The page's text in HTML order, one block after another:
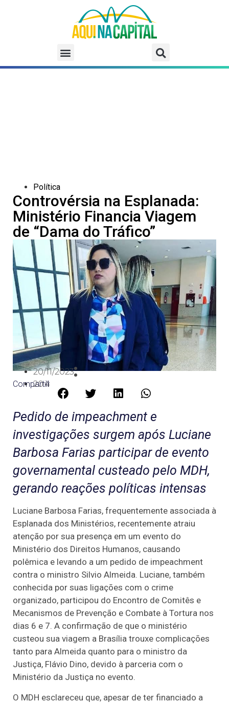
Política
Controvérsia na Esplanada:
Ministério Financia Viagem
de “Dama do Tráfico”
20/11/2023
20:42
Compartilhe:
Pedido de impeachment e
investigações surgem após Luciane
Barbosa Farias participar de evento
governamental custeado pelo MDH,
gerando reações políticas intensas
Luciane Barbosa Farias, frequentemente associada à
Esplanada dos Ministérios, recentemente atraiu
atenção por sua presença em um evento do
Ministério dos Direitos Humanos, causando
polêmica e levando a um pedido de impeachment
contra o ministro Silvio Almeida. Luciane, também
conhecida por suas ligações com o crime
organizado, participou do Encontro de Comitês e
Mecanismos de Prevenção e Combate à Tortura nos
dias 6 e 7. A confirmação de que o ministério
custeou sua viagem a Brasília trouxe complicações
tanto para Almeida quanto para o ministro da
Justiça, Flávio Dino, devido à parceria com o
Ministério da Justiça no evento.
O MDH esclareceu que, apesar de ter financiado a